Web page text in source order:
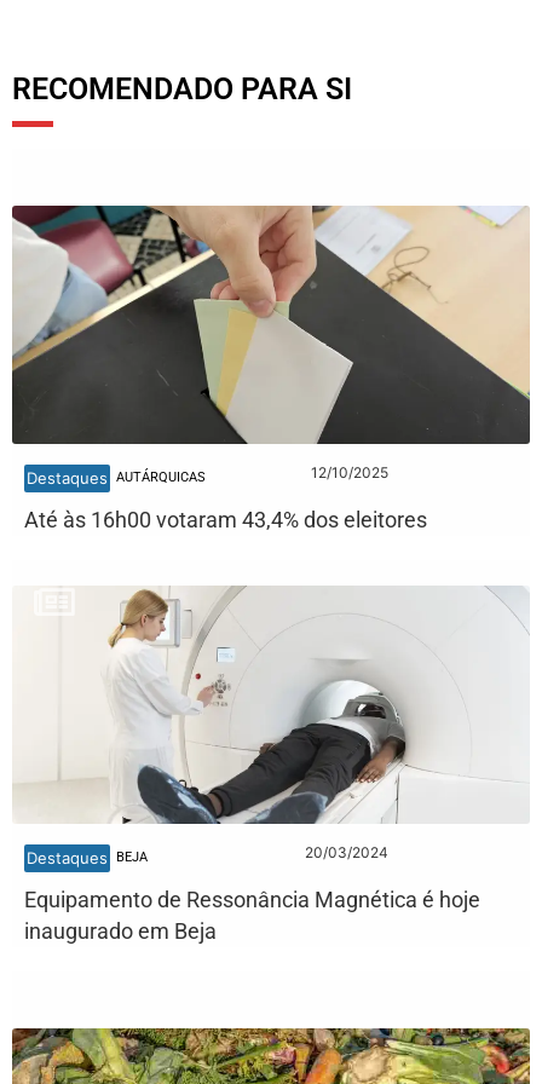
RECOMENDADO PARA SI
Destaques AUTÁRQUICAS 12/10/2025
Até às 16h00 votaram 43,4% dos eleitores
Destaques BEJA 20/03/2024
Equipamento de Ressonância Magnética é hoje
inaugurado em Beja